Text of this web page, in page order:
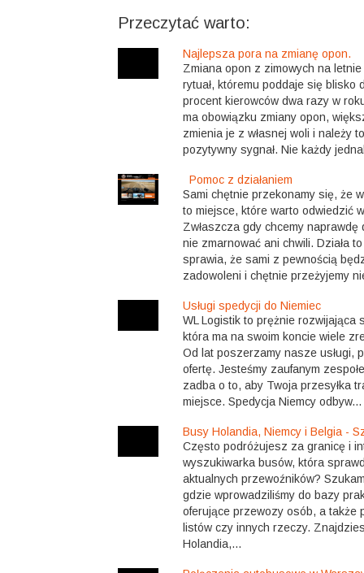
Przeczytać warto:
Najlepsza pora na zmianę opon.
Zmiana opon z zimowych na
rytuał, któremu poddaje się blisko
procent kierowców dwa razy w
ma obowiązku zmiany opon,
zmienia je z własnej woli i należy
pozytywny sygnał. Nie każdy
Pomoc z działaniem
Sami chętnie przekonamy się, że
to miejsce, które warto odwiedzić
Zwłaszcza gdy chcemy
nie zmarnować ani chwili. Działa
sprawia, że sami z pewnością
zadowoleni i chętnie przeżyjemy
Usługi spedycji do Niemiec
WL Logistik to prężnie rozwijająca
która ma na swoim koncie wiele
Od lat poszerzamy nasze usługi,
ofertę. Jesteśmy zaufanym
zadba o to, aby Twoja przesyłka
miejsce. Spedycja Niemcy odbyw...
Busy Holandia, Niemcy i Belgia -
Często podróżujesz za granicę i
wyszukiwarka busów, która
aktualnych przewoźników?
gdzie wprowadziliśmy do bazy
oferujące przewozy osób, a także
listów czy innych rzeczy.
Holandia,...